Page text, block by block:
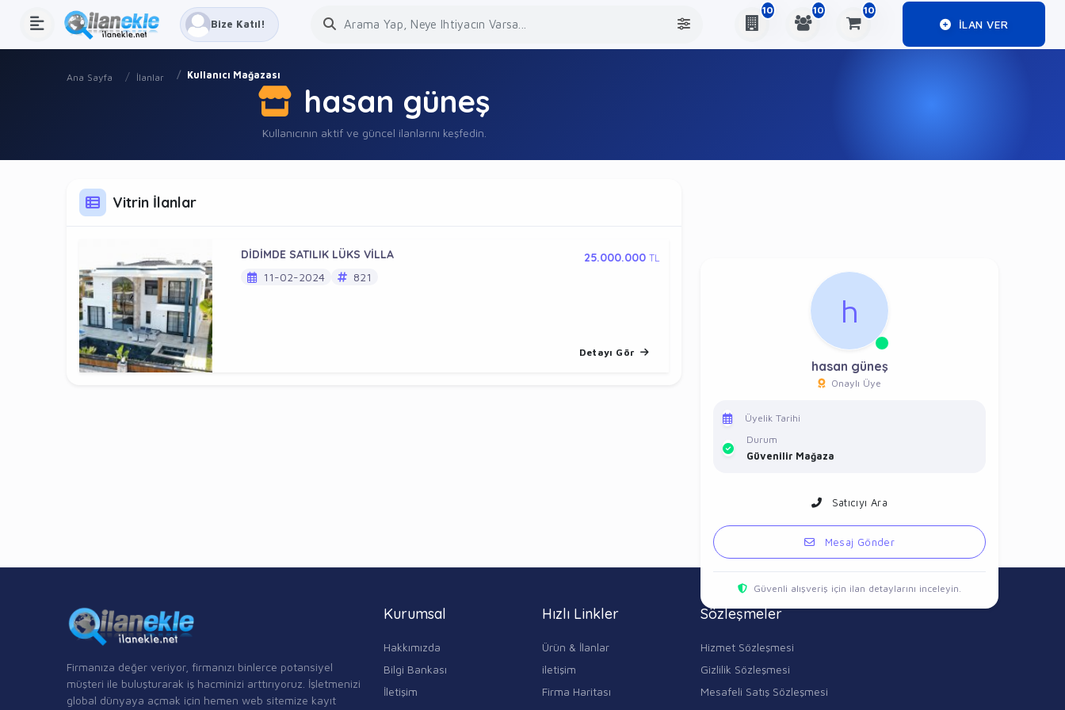
Bize Katıl!
10 10 10
ILAN VER
Ana Sayfa İlanlar Kullanıcı Mağazası
hasan güneş
Kullanıcının aktif ve güncel ilanlarını keşfedin.
Vitrin İlanlar
DİDİMDE SATILIK LÜKS VİLLA 25.000.000 TL
11-02-2024 821
Detayı Gör
h
hasan güneş
Onaylı Üye
Üyelik Tarihi
Durum
Güvenilir Mağaza
Satıcıyı Ara
Mesaj Gönder
Güvenli alışveriş için ilan detaylarını inceleyin.
Firmanıza değer veriyor, firmanızı binlerce potansiyel
müşteri ile buluşturarak iş hacminizi arttırıyoruz. İşletmenizi
global dünyaya açmak için hemen web sitemize kayıt
Kurumsal
Hakkımızda
Bilgi Bankası
İletişim
Hızlı Linkler
Ürün & İlanlar
iletişim
Firma Haritası
Sözleşmeler
Hizmet Sözleşmesi
Gizlilik Sözleşmesi
Mesafeli Satış Sözleşmesi